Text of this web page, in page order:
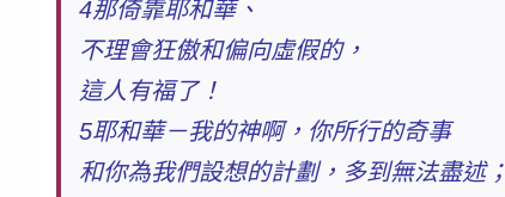
4那倚靠耶和華、
不理會狂傲和偏向虛假的，
這人有福了！
5耶和華－我的神啊，你所行的奇事
和你為我們設想的計劃，多到無法盡述；